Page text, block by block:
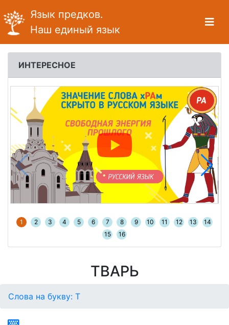
Язык предков.
Наш единый язык
ИНТЕРЕСНОЕ
1 2 3 4 5 6 7 8 9 10 11 12 13
14
15
16
ТВАРЬ
Слова на букву: Т